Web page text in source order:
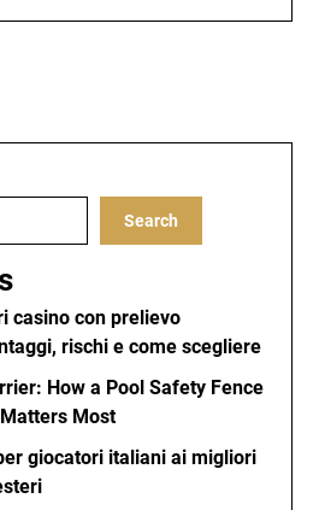
Search
casino con prelievo
rischi e come scegliere
How a Pool Safety Fence
Most
giocatori italiani ai migliori